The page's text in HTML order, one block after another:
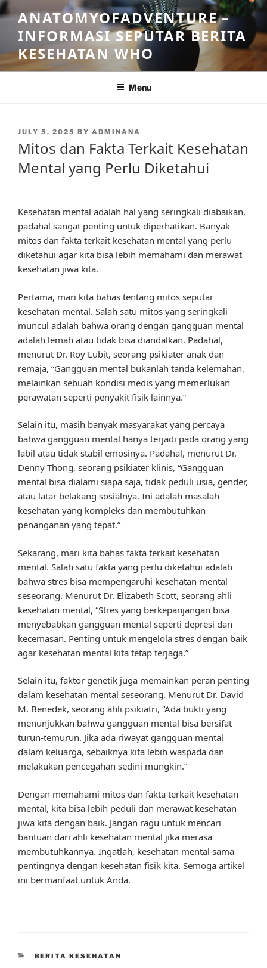
Skip
to
content
ANATOMYOFADVENTURE –
INFORMASI SEPUTAR BERITA
KESEHATAN WHO
Menu
POSTED
JULY 5, 2025 BY ADMINANA
Mitos dan Fakta Terkait Kesehatan
Mental yang Perlu Diketahui
Kesehatan mental adalah hal yang seringkali diabaikan,
padahal sangat penting untuk diperhatikan. Banyak
mitos dan fakta terkait kesehatan mental yang perlu
diketahui agar kita bisa lebih memahami dan merawat
kesehatan jiwa kita.
Pertama, mari kita bahas tentang mitos seputar
kesehatan mental. Salah satu mitos yang seringkali
muncul adalah bahwa orang dengan gangguan mental
adalah lemah atau tidak bisa diandalkan. Padahal,
menurut Dr. Roy Lubit, seorang psikiater anak dan
remaja, “Gangguan mental bukanlah tanda kelemahan,
melainkan sebuah kondisi medis yang memerlukan
perawatan seperti penyakit fisik lainnya.”
Selain itu, masih banyak masyarakat yang percaya
bahwa gangguan mental hanya terjadi pada orang yang
labil atau tidak stabil emosinya. Padahal, menurut Dr.
Denny Thong, seorang psikiater klinis, “Gangguan
mental bisa dialami siapa saja, tidak peduli usia, gender,
atau latar belakang sosialnya. Ini adalah masalah
kesehatan yang kompleks dan membutuhkan
penanganan yang tepat.”
Sekarang, mari kita bahas fakta terkait kesehatan
mental. Salah satu fakta yang perlu diketahui adalah
bahwa stres bisa mempengaruhi kesehatan mental
seseorang. Menurut Dr. Elizabeth Scott, seorang ahli
kesehatan mental, “Stres yang berkepanjangan bisa
menyebabkan gangguan mental seperti depresi dan
kecemasan. Penting untuk mengelola stres dengan baik
agar kesehatan mental kita tetap terjaga.”
Selain itu, faktor genetik juga memainkan peran penting
dalam kesehatan mental seseorang. Menurut Dr. David
M. Benedek, seorang ahli psikiatri, “Ada bukti yang
menunjukkan bahwa gangguan mental bisa bersifat
turun-temurun. Jika ada riwayat gangguan mental
dalam keluarga, sebaiknya kita lebih waspada dan
melakukan pencegahan sedini mungkin.”
Dengan memahami mitos dan fakta terkait kesehatan
mental, kita bisa lebih peduli dan merawat kesehatan
jiwa kita dengan baik. Jangan ragu untuk mencari
bantuan dari ahli kesehatan mental jika merasa
membutuhkannya. Ingatlah, kesehatan mental sama
pentingnya dengan kesehatan fisik kita. Semoga artikel
ini bermanfaat untuk Anda.
CATEGORIES
BERITA KESEHATAN